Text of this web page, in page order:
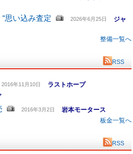
思い込み査定
2026年6月25日 ジャ
整備一覧へ
RSS
2016年11月10日 ラストホープ
2016年3月2日
岩本モータース
板金一覧へ
RSS